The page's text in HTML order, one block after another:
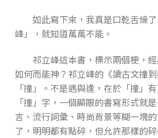
如此寫下來，我真是口乾舌燥了
峰」，就知道萬萬不能。
祁立峰這本書，標示兩個梗，經
如何而能神？祁立峰的《讀古文撞
「撞」。不是遇與逢，在於「撞」
「撞」字，一個顯眼的書寫形式就
言、流行詞彙、時尚背景等糊一塊
了，明明都有點碎，但允許那樣的